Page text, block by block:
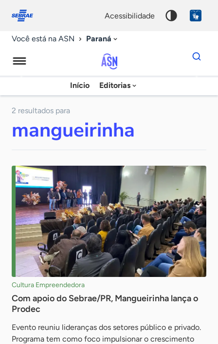
conosco
acessibilidade
Você está na ASN Paraná
Agência
Sebrae
Notícias
Início Editorias
Dados
para
chave
2 resultados para
mangueirinha
Cultura Empreendedora
Com apoio do Sebrae/PR, Mangueirinha lança o
Prodec
Evento reuniu lideranças dos setores público e privado.
Programa tem como foco impulsionar o crescimento